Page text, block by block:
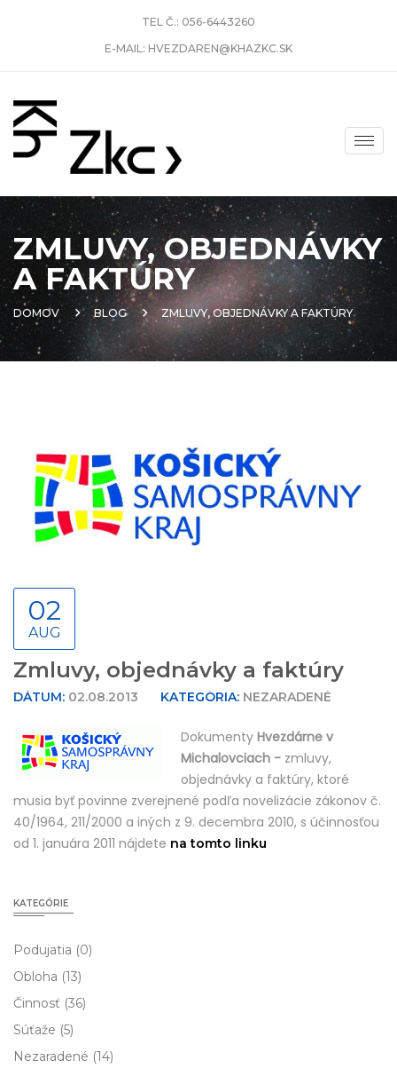
TEL Č.: 056-6443260
E-MAIL: HVEZDAREN@KHAZKC.SK
ZMLUVY, OBJEDNÁVKY
A FAKTÚRY
DOMOV BLOG ZMLUVY, OBJEDNÁVKY A FAKTÚRY
02
AUG
Zmluvy, objednávky a faktúry
DÁTUM: 02.08.2013 KATEGÓRIA: NEZARADENÉ
Dokumenty Hvezdárne v
Michalovciach - zmluvy,
objednávky a faktúry, ktoré
musia byť povinne zverejnené podľa novelizácie zákonov č.
40/1964, 211/2000 a iných z 9. decembra 2010, s účinnosťou
od 1. januára 2011 nájdete na tomto linku
KATEGÓRIE
Podujatia (0)
Obloha (13)
Činnosť (36)
Súťaže (5)
Nezaradené (14)